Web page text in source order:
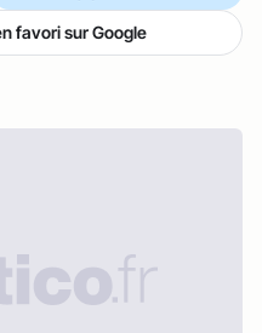
favori sur Google